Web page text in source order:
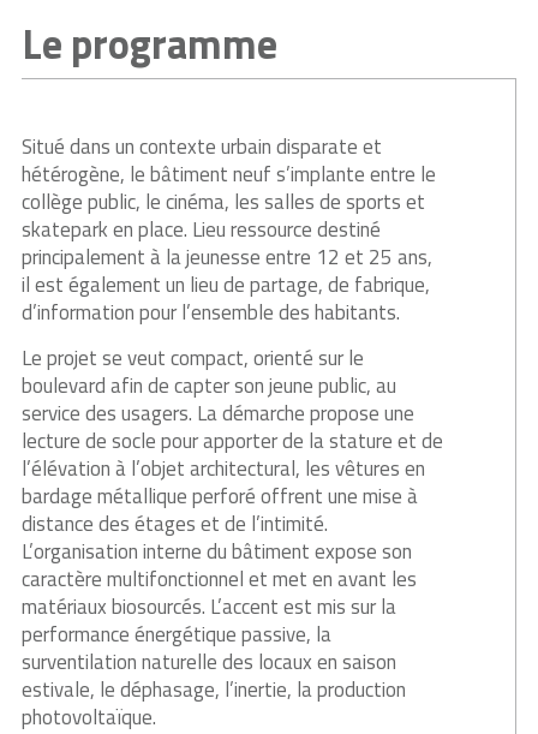
Le programme
Situé dans un contexte urbain disparate et
hétérogène, le bâtiment neuf s’implante entre le
collège public, le cinéma, les salles de sports et
skatepark en place. Lieu ressource destiné
principalement à la jeunesse entre 12 et 25 ans,
il est également un lieu de partage, de fabrique,
d’information pour l’ensemble des habitants.
Le projet se veut compact, orienté sur le
boulevard afin de capter son jeune public, au
service des usagers. La démarche propose une
lecture de socle pour apporter de la stature et de
l’élévation à l’objet architectural, les vêtures en
bardage métallique perforé offrent une mise à
distance des étages et de l’intimité.
L’organisation interne du bâtiment expose son
caractère multifonctionnel et met en avant les
matériaux biosourcés. L’accent est mis sur la
performance énergétique passive, la
surventilation naturelle des locaux en saison
estivale, le déphasage, l’inertie, la production
photovoltaïque.